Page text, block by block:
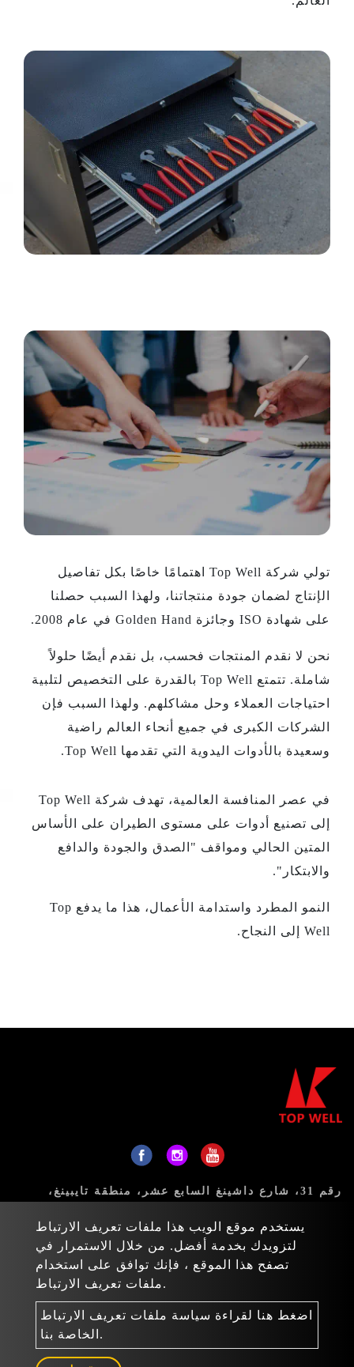
تولي شركة Top Well اهتمامًا خاصًا بكل تفاصيل
الإنتاج لضمان جودة منتجاتنا، ولهذا السبب حصلنا
على شهادة ISO وجائزة Golden Hand في عام 2008.
نحن لا نقدم المنتجات فحسب، بل نقدم أيضًا حلولاً
شاملة. تتمتع Top Well بالقدرة على التخصيص لتلبية
احتياجات العملاء وحل مشاكلهم. ولهذا السبب فإن
الشركات الكبرى في جميع أنحاء العالم راضية
وسعيدة بالأدوات اليدوية التي تقدمها Top Well.
في عصر المنافسة العالمية، تهدف شركة Top Well
إلى تصنيع أدوات على مستوى الطيران على الأساس
المتين الحالي ومواقف "الصدق والجودة والدافع
والابتكار".
النمو المطرد واستدامة الأعمال، هذا ما يدفع Top
Well إلى النجاح.
يستخدم موقع الويب هذا ملفات تعريف الارتباط
لتزويدك بخدمة أفضل. من خلال الاستمرار في
تصفح هذا الموقع ، فإنك توافق على استخدام
ملفات تعريف الارتباط.
اضغط هنا لقراءة سياسة ملفات تعريف الارتباط
الخاصة بنا.
رقم 31، شارع داشينغ السابع عشر، منطقة تايبينغ،
sales@topwell-tools.com
Copyright © 2022-2026 Top Well Tools Industrial Co., Ltd.
All rights reserved.Atteipo.
خريطة الموقع